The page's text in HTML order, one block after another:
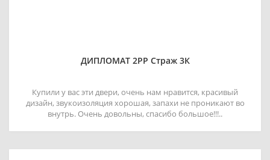
ДИПЛОМАТ 2РР Страж 3К
Купили у вас эти двери, очень нам нравится, красивый
дизайн, звукоизоляция хорошая, запахи не проникают во
внутрь. Очень довольны, спасибо большое!!!..